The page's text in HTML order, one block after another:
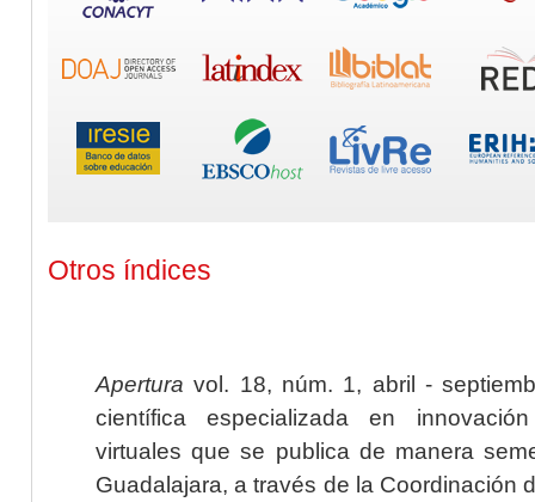
Otros índices
Apertura vol. 18, núm. 1, abril -
científica especializada en
virtuales que se publica de manera
Guadalajara, a través de la Coordinación